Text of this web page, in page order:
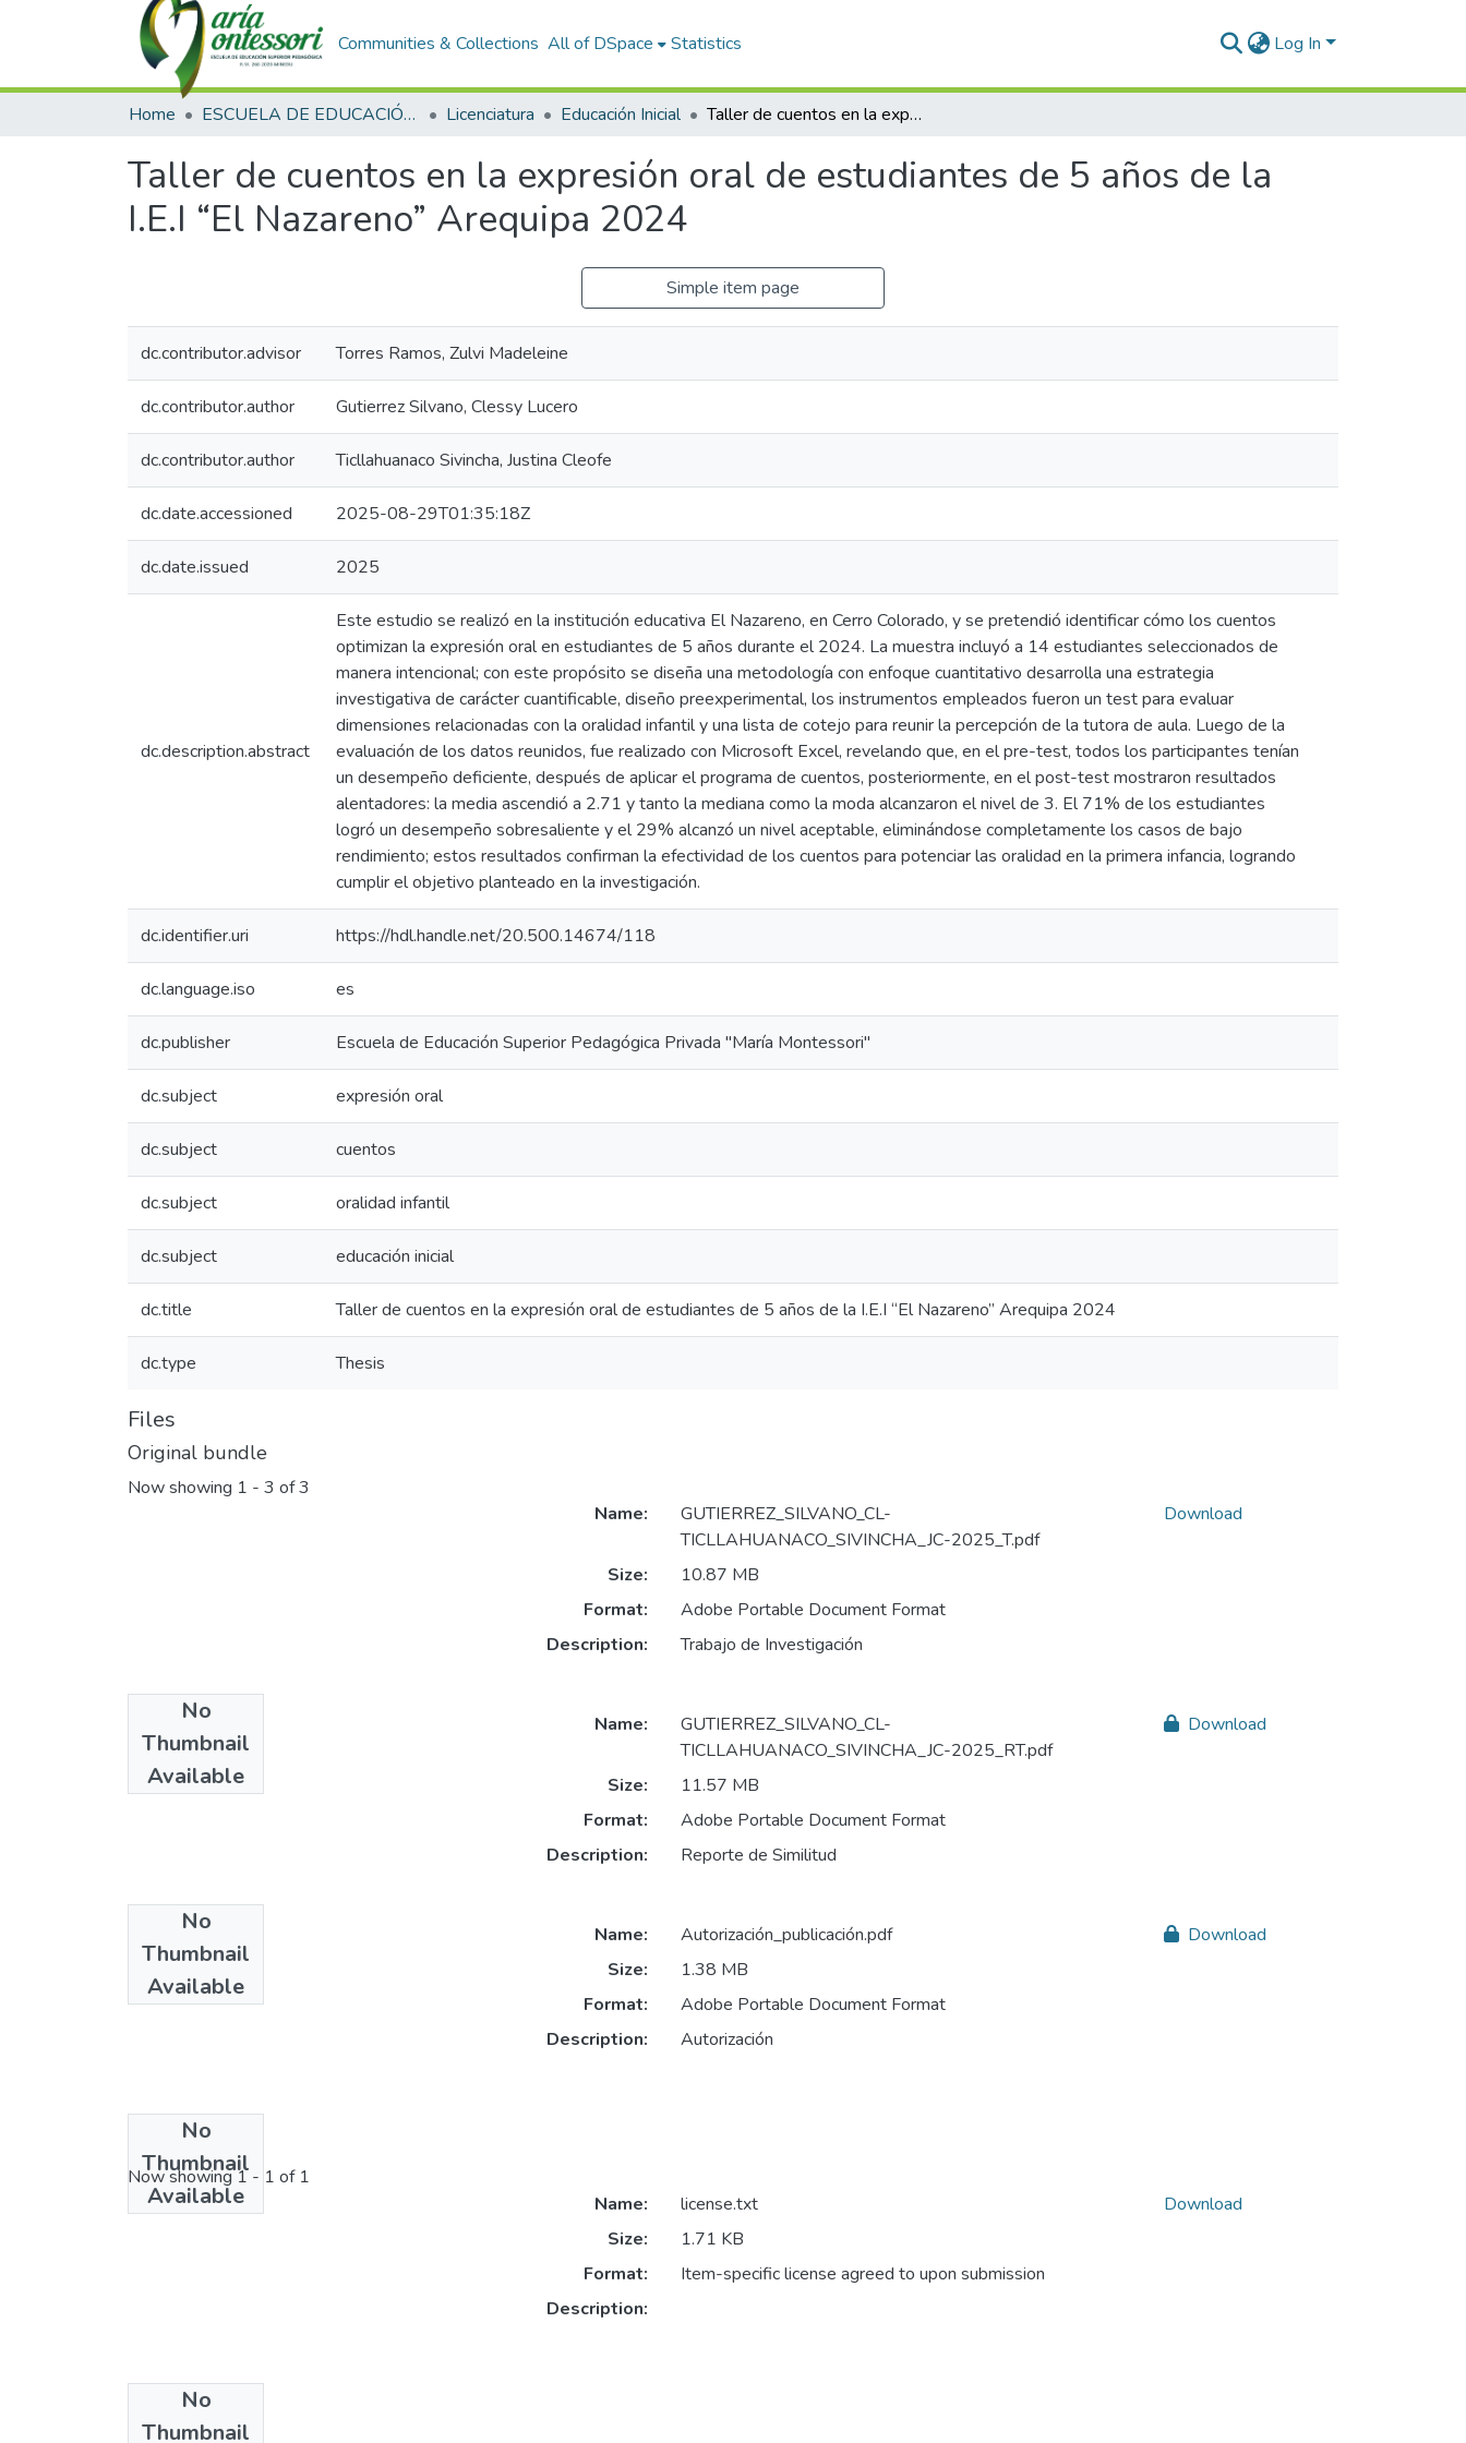
Communities & Collections All of DSpace Statistics Log In
Home ESCUELA DE EDUCACIÓN SUPERIOR PEDAGÓGICA Licenciatura Educación Inicial Taller de cuentos en la expresión oral de estudiantes de 5 años de la I.E.I “El Nazareno” Arequipa 2024
Taller de cuentos en la expresión oral de estudiantes de 5 años de la
I.E.I “El Nazareno” Arequipa 2024
Simple item page
dc.contributor.advisor Torres Ramos, Zulvi Madeleine
dc.contributor.author Gutierrez Silvano, Clessy Lucero
dc.contributor.author Ticllahuanaco Sivincha, Justina Cleofe
dc.date.accessioned 2025-08-29T01:35:18Z
dc.date.issued 2025
dc.description.abstract
Este estudio se realizó en la institución educativa El Nazareno, en Cerro Colorado, y se pretendió identificar cómo los cuentos
optimizan la expresión oral en estudiantes de 5 años durante el 2024. La muestra incluyó a 14 estudiantes seleccionados de
manera intencional; con este propósito se diseña una metodología con enfoque cuantitativo desarrolla una estrategia
investigativa de carácter cuantificable, diseño preexperimental, los instrumentos empleados fueron un test para evaluar
dimensiones relacionadas con la oralidad infantil y una lista de cotejo para reunir la percepción de la tutora de aula. Luego de la
evaluación de los datos reunidos, fue realizado con Microsoft Excel, revelando que, en el pre-test, todos los participantes tenían
un desempeño deficiente, después de aplicar el programa de cuentos, posteriormente, en el post-test mostraron resultados
alentadores: la media ascendió a 2.71 y tanto la mediana como la moda alcanzaron el nivel de 3. El 71% de los estudiantes
logró un desempeño sobresaliente y el 29% alcanzó un nivel aceptable, eliminándose completamente los casos de bajo
rendimiento; estos resultados confirman la efectividad de los cuentos para potenciar las oralidad en la primera infancia, logrando
cumplir el objetivo planteado en la investigación.
dc.identifier.uri https://hdl.handle.net/20.500.14674/118
dc.language.iso es
dc.publisher Escuela de Educación Superior Pedagógica Privada "María Montessori"
dc.subject expresión oral
dc.subject cuentos
dc.subject oralidad infantil
dc.subject educación inicial
dc.title Taller de cuentos en la expresión oral de estudiantes de 5 años de la I.E.I “El Nazareno” Arequipa 2024
dc.type Thesis
Files
Original bundle
Now showing 1 - 3 of 3
No
Thumbnail
Available
Name:
GUTIERREZ_SILVANO_CL-
TICLLAHUANACO_SIVINCHA_JC-2025_T.pdf
Size:
10.87 MB
Format:
Adobe Portable Document Format
Description:
Trabajo de Investigación
Download
No
Thumbnail
Available
Name:
GUTIERREZ_SILVANO_CL-
TICLLAHUANACO_SIVINCHA_JC-2025_RT.pdf
Size:
11.57 MB
Format:
Adobe Portable Document Format
Description:
Reporte de Similitud
Download
No
Thumbnail
Available
Name:
Autorización_publicación.pdf
Size:
1.38 MB
Format:
Adobe Portable Document Format
Description:
Autorización
Download
License bundle
Now showing1 - 1 of 1
No
Thumbnail
Name:
license.txt
Size:
1.71 KB
Format:
Item-specific license agreed to upon submission
Description:
Download
Collections